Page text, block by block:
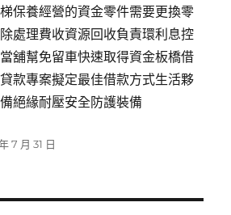
保養經營的資金零件需要更換零
處理費收資源回收負責環利息控
舖幫免留車快速取得資金板橋借
款專案擬定最佳借款方式生活夥
絕緣耐壓安全防護裝備
7 月 31 日